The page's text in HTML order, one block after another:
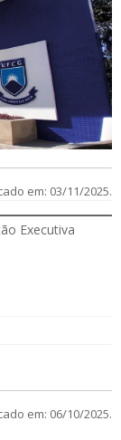
em: 03/11/2025.
Executiva
em: 06/10/2025.